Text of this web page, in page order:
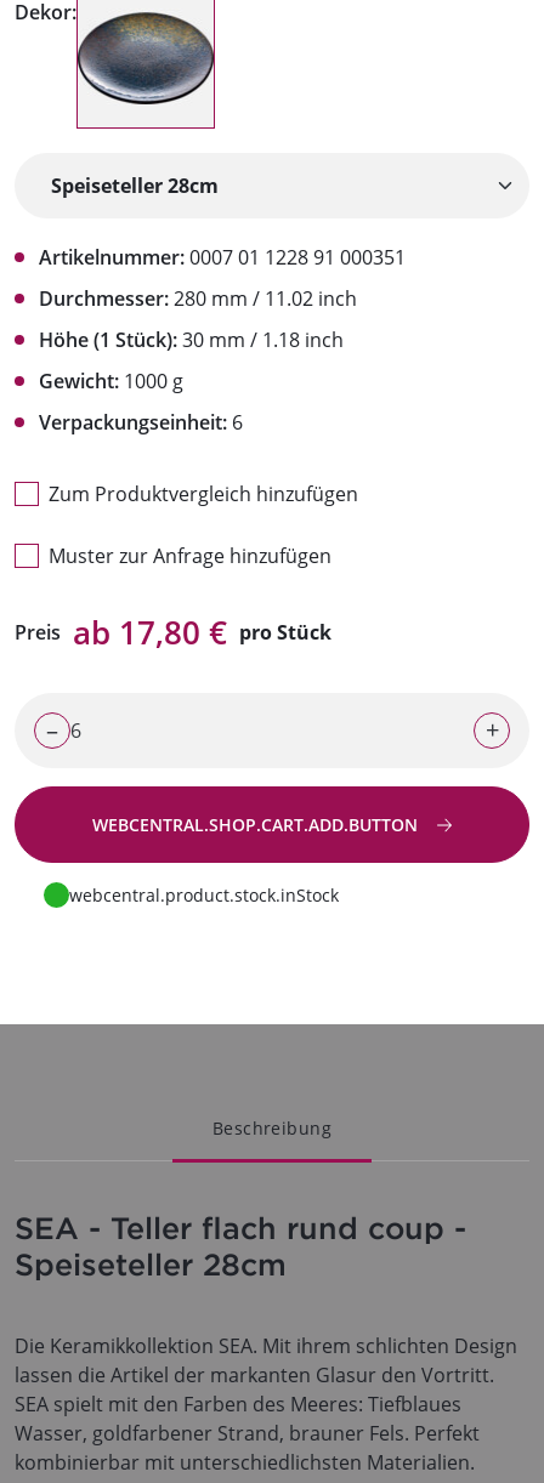
Dekor:
Artikelnummer:0007 01 1228 91 000351
Durchmesser:280 mm / 11.02 inch
Höhe (1 Stück):30 mm / 1.18 inch
Gewicht: 1000 g
Verpackungseinheit: 6
Zum Produktvergleich hinzufügen
Muster zur Anfrage hinzufügen
Preis ab 17,80 € pro Stück
– +
WEBCENTRAL.SHOP.CART.ADD.BUTTON
Zur Anfrage
webcentral.product.stock.inStock
Beschreibung
SEA - Teller flach rund coup -
Speiseteller 28cm
Die Keramikkollektion SEA. Mit ihrem schlichten Design
lassen die Artikel der markanten Glasur den Vortritt.
SEA spielt mit den Farben des Meeres: Tiefblaues
Wasser, goldfarbener Strand, brauner Fels. Perfekt
kombinierbar mit unterschiedlichsten Materialien.